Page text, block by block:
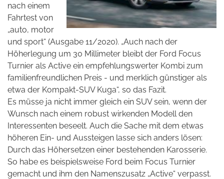
nach einem
Fahrtest von
„auto, motor
und sport“ (Ausgabe 11/2020). „Auch nach der
Höherlegung um 30 Millimeter bleibt der Ford Focus
Turnier als Active ein empfehlungswerter Kombi zum
familienfreundlichen Preis - und merklich günstiger als
etwa der Kompakt-SUV Kuga“, so das Fazit.
Es müsse ja nicht immer gleich ein SUV sein, wenn der
Wunsch nach einem robust wirkenden Modell den
Interessenten beseelt. Auch die Sache mit dem etwas
höheren Ein- und Aussteigen lasse sich anders lösen:
Durch das Höhersetzen einer bestehenden Karosserie.
So habe es beispielsweise Ford beim Focus Turnier
gemacht und ihm den Namenszusatz „Active“ verpasst.